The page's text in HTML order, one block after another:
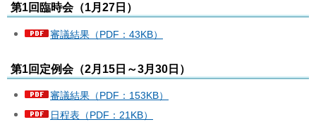
第1回臨時会（1月27日）
審議結果（PDF：43KB）
第1回定例会（2月15日～3月30日）
審議結果（PDF：153KB）
日程表（PDF：21KB）